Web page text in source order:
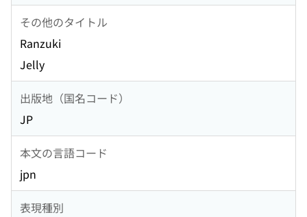
その他のタイトル
Ranzuki
Jelly
出版地（国名コード）
JP
本文の言語コード
jpn
表現種別